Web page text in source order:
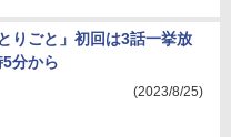
りごと」初回は3話一挙放
分から
(2023/8/25)